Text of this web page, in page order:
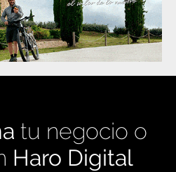
tu negocio o
Haro Digital